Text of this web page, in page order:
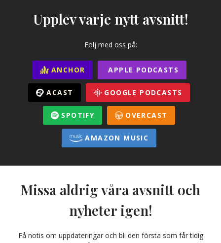
Upplev varje nytt avsnitt!
Följ med oss på:
ANCHOR APPLE PODCASTS
ACAST GOOGLE PODCASTS
SPOTIFY OVERCAST
AMAZON MUSIC
Missa aldrig våra avsnitt och
nyheter igen!
Få notis om uppdateringar och bli den första som får tidig